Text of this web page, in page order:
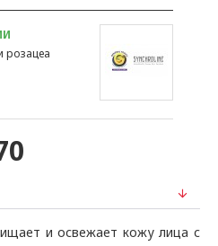
розацеа
и освежает кожу лица с